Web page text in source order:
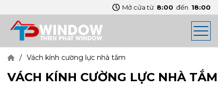
Mở cửa từ 8:00 đến 18:00
Vách kính cường lực nhà tắm
VÁCH KÍNH CƯỜNG LỰC NHÀ TẮM